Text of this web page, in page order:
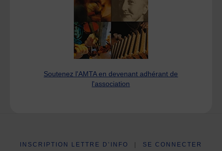
Soutenez l'AMTA en devenant adhérant de
l'association
INSCRIPTION LETTRE D’INFO SE CONNECTER